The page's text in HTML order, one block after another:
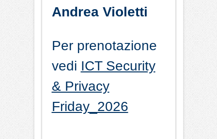
Andrea Violetti
Per prenotazione
vedi ICT Security
& Privacy
Friday_2026